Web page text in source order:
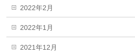
2022年2月
2022年1月
2021年12月